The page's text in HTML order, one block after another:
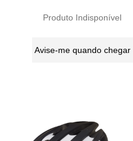
Produto Indisponível
Avise-me quando chegar